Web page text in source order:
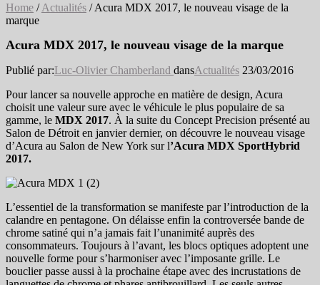
Home /Actualités /Acura MDX 2017, le nouveau visage de la
marque
Acura MDX 2017, le nouveau visage de la marque
Publié par:Luc-Olivier Chamberland dansActualités 23/03/2016
Pour lancer sa nouvelle approche en matière de design, Acura
choisit une valeur sure avec le véhicule le plus populaire de sa
gamme, le MDX 2017. À la suite du Concept Precision présenté au
Salon de Détroit en janvier dernier, on découvre le nouveau visage
d’Acura au Salon de New York sur l’Acura MDX SportHybrid
2017.
L’essentiel de la transformation se manifeste par l’introduction de la
calandre en pentagone. On délaisse enfin la controversée bande de
chrome satiné qui n’a jamais fait l’unanimité auprès des
consommateurs. Toujours à l’avant, les blocs optiques adoptent une
nouvelle forme pour s’harmoniser avec l’imposante grille. Le
bouclier passe aussi à la prochaine étape avec des incrustations de